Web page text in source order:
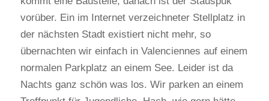
vorüber. Ein im Internet verzeichneter Stellplatz in
der nächsten Stadt existiert nicht mehr, so
übernachten wir einfach in Valenciennes auf einem
normalen Parkplatz an einem See. Leider ist da
Nachts ganz schön was los. Wir parken an einem